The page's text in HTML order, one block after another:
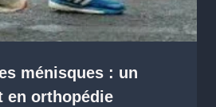
ménisques : un
en orthopédie